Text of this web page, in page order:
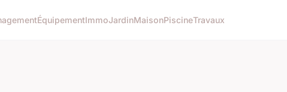
ÉquipementImmoJardinMaisonPiscineTravaux